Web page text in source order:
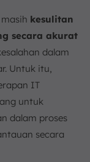
IT Inventory
IT Inventory
kesulitan
secara akurat
dalam
Untuk itu,
IT
untuk
dalam proses
secara